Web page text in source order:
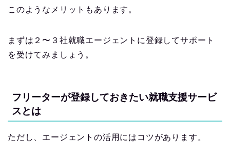
このようなメリットもあります。
まずは２〜３社就職エージェントに登録してサポート
を受けてみましょう。
フリーターが登録しておきたい就職支援サービ
スとは
ただし、エージェントの活用にはコツがあります。